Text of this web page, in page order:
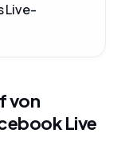
Live-
von
Live